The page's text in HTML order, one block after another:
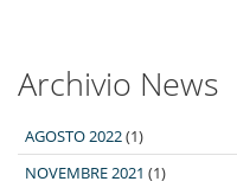
Archivio News
AGOSTO 2022(1)
NOVEMBRE 2021 (1)